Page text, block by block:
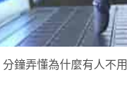
鐘弄懂為什麼有人不